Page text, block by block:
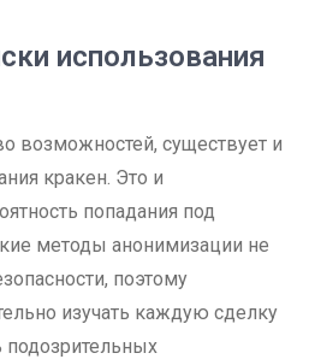
использования
возможностей, существует и
кракен. Это и
попадания под
методы анонимизации не
поэтому
изучать каждую сделку
подозрительных